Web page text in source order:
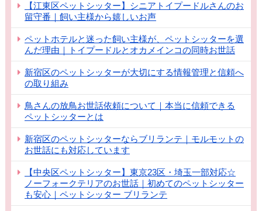
【江東区ペットシッター】シニアトイプードルさんのお
留守番｜飼い主様から嬉しいお声
ペットホテルと迷った飼い主様が、ペットシッターを選
んだ理由｜トイプードルとオカメインコの同時お世話
新宿区のペットシッターが大切にする情報管理と信頼へ
の取り組み
鳥さんの放鳥お世話依頼について｜本当に信頼できる
ペットシッターとは
新宿区のペットシッターならブリランテ｜モルモットの
お世話にも対応しています
【中央区ペットシッター】東京23区・埼玉一部対応☆
ノーフォークテリアのお世話｜初めてのペットシッター
も安心｜ペットシッター ブリランテ